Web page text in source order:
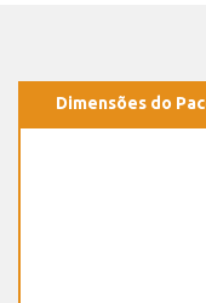
Dimensões do